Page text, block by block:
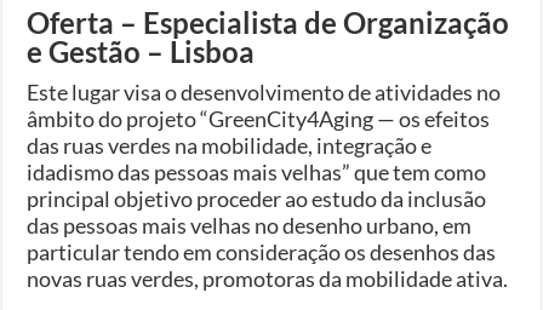
Oferta – Especialista de Organização
e Gestão – Lisboa
Este lugar visa o desenvolvimento de atividades no
âmbito do projeto “GreenCity4Aging — os efeitos
das ruas verdes na mobilidade, integração e
idadismo das pessoas mais velhas” que tem como
principal objetivo proceder ao estudo da inclusão
das pessoas mais velhas no desenho urbano, em
particular tendo em consideração os desenhos das
novas ruas verdes, promotoras da mobilidade ativa.